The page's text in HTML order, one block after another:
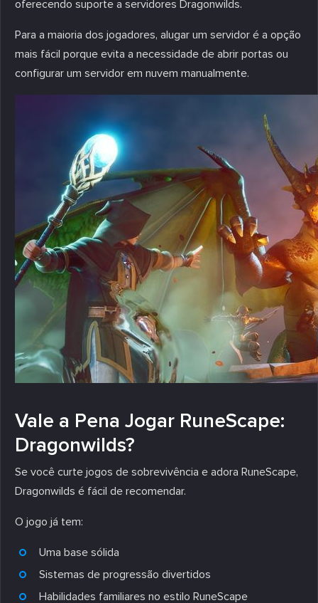
oferecendo suporte a servidores Dragonwilds.
Para a maioria dos jogadores, alugar um servidor é a opção
mais fácil porque evita a necessidade de abrir portas ou
configurar um servidor em nuvem manualmente.
Vale a Pena Jogar RuneScape:
Dragonwilds?
Se você curte jogos de sobrevivência e adora RuneScape,
Dragonwilds é fácil de recomendar.
O jogo já tem:
Uma base sólida
Sistemas de progressão divertidos
Habilidades familiares no estilo RuneScape